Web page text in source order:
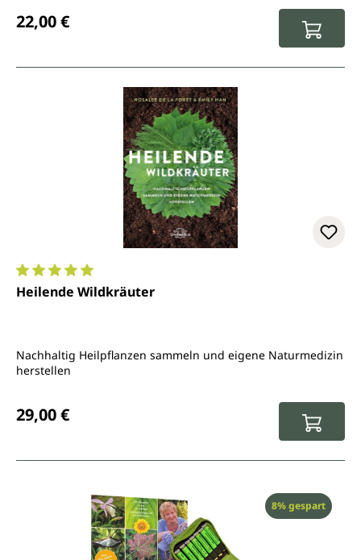
22,00 €
Durchschnittliche Bewertung von 5 von 5 Sternen
Heilende Wildkräuter
Nachhaltig Heilpflanzen sammeln und eigene Naturmedizin
herstellen
29,00 €
Rabatt
8% gespart